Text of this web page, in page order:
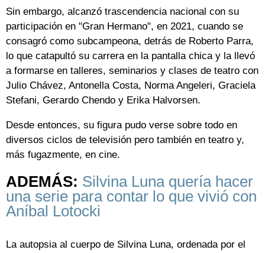
Sin embargo, alcanzó trascendencia nacional con su
participación en "Gran Hermano", en 2021, cuando se
consagró como subcampeona, detrás de Roberto Parra,
lo que catapultó su carrera en la pantalla chica y la llevó
a formarse en talleres, seminarios y clases de teatro con
Julio Chávez, Antonella Costa, Norma Angeleri, Graciela
Stefani, Gerardo Chendo y Erika Halvorsen.
Desde entonces, su figura pudo verse sobre todo en
diversos ciclos de televisión pero también en teatro y,
más fugazmente, en cine.
ADEMÁS: Silvina Luna quería hacer
una serie para contar lo que vivió con
Aníbal Lotocki
La autopsia al cuerpo de Silvina Luna, ordenada por el